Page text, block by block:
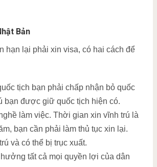
Bản
hạn lại phải xin visa, có hai cách để
tịch bạn phải chấp nhận bỏ quốc
bạn được giữ quốc tịch hiện có.
làm việc. Thời gian xin vĩnh trú là
bạn cần phải làm thủ tục xin lại.
và có thể bị trục xuất.
tất cả mọi quyền lợi của dân